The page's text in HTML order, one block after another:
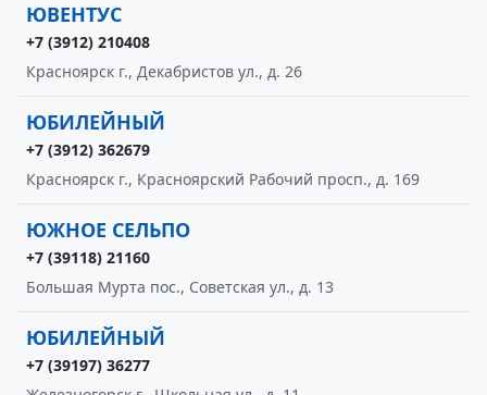
ЮВЕНТУС
+7 (3912) 210408
Красноярск г., Декабристов ул., д. 26
ЮБИЛЕЙНЫЙ
+7 (3912) 362679
Красноярск г., Красноярский Рабочий просп., д. 169
ЮЖНОЕ СЕЛЬПО
+7 (39118) 21160
Большая Мурта пос., Советская ул., д. 13
ЮБИЛЕЙНЫЙ
+7 (39197) 36277